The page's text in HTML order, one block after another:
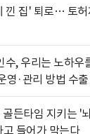
낀 집' 퇴로… 토허
수, 우리는 노하
영·관리 방법 수출
골든타임 지키는 '
들어가 막는다